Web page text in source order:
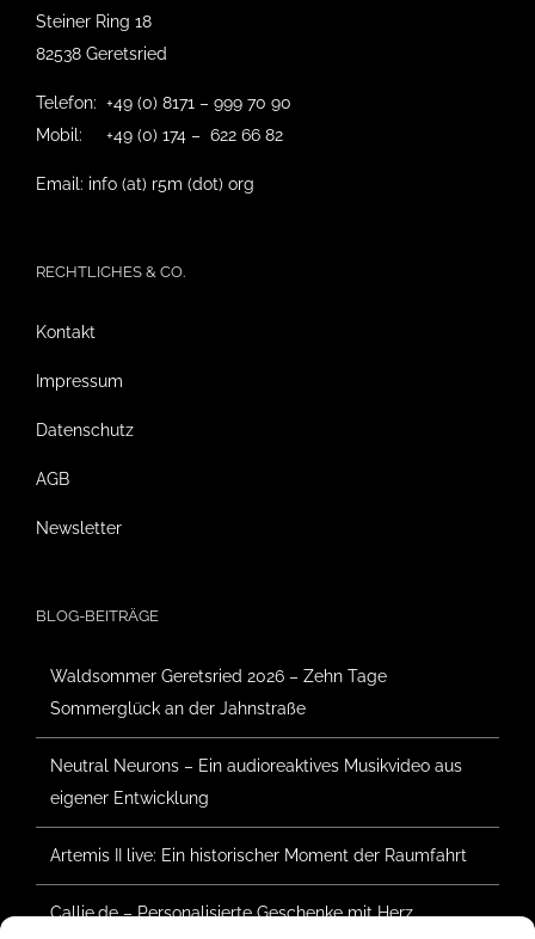
Steiner Ring 18
82538 Geretsried
Telefon: +49 (0) 8171 – 999 70 90
Mobil: +49 (0) 174 – 622 66 82
Email: info (at) r5m (dot) org
RECHTLICHES & CO.
Kontakt
Impressum
Datenschutz
AGB
Newsletter
BLOG-BEITRÄGE
Waldsommer Geretsried 2026 – Zehn Tage
Sommerglück an der Jahnstraße
Neutral Neurons – Ein audioreaktives Musikvideo aus
eigener Entwicklung
Artemis II live: Ein historischer Moment der Raumfahrt
Callie.de – Personalisierte Geschenke mit Herz